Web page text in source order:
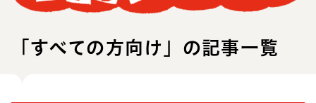
「すべての方向け」の記事一覧